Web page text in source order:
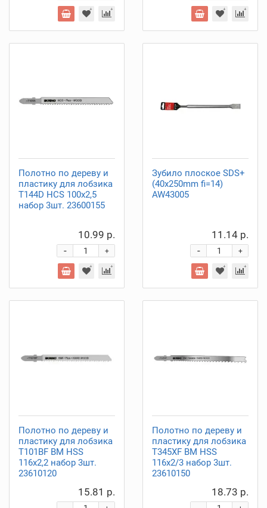
Полотно по дереву и
пластику для лобзика
T144D HCS 100х2,5
набор 3шт. 23600155
10.99 р.
+
-
Зубило плоское SDS+
(40x250mm fi=14)
AW43005
11.14 р.
+
-
Полотно по дереву и
пластику для лобзика
T101BF BM HSS
116х2,2 набор 3шт.
23610120
15.81 р.
Полотно по дереву и
пластику для лобзика
T345XF BM HSS
116x2/3 набор 3шт.
23610150
18.73 р.